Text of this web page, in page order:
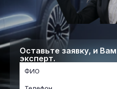
Оставьте заявку, и
эксперт.